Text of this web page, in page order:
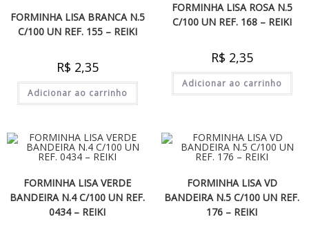
FORMINHA LISA BRANCA N.5
C/100 UN REF. 155 – REIKI
R$ 2,35
Adicionar ao carrinho
FORMINHA LISA ROSA N.5
C/100 UN REF. 168 – REIKI
R$ 2,35
Adicionar ao carrinho
FORMINHA LISA VERDE
BANDEIRA N.4 C/100 UN REF.
0434 – REIKI
FORMINHA LISA VD
BANDEIRA N.5 C/100 UN REF.
176 – REIKI